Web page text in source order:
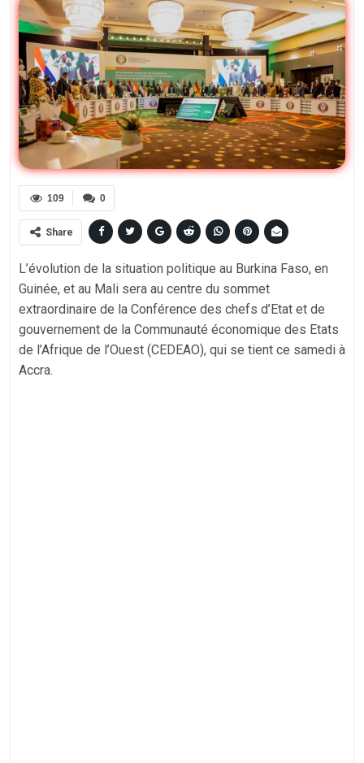
0
109
Share
L’évolution de la situation politique au Burkina Faso, en
Guinée, et au Mali sera au centre du sommet
extraordinaire de la Conférence des chefs d’Etat et de
gouvernement de la Communauté économique des Etats
de l’Afrique de l’Ouest (CEDEAO), qui se tient ce samedi à
Accra.